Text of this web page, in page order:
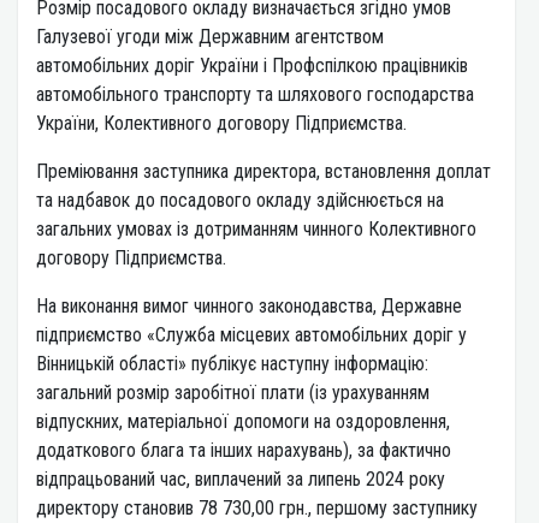
Розмір посадового окладу визначається згідно умов
Галузевої угоди між Державним агентством
автомобільних доріг України і Профспілкою працівників
автомобільного транспорту та шляхового господарства
України, Колективного договору Підприємства.
Преміювання заступника директора, встановлення доплат
та надбавок до посадового окладу здійснюється на
загальних умовах із дотриманням чинного Колективного
договору Підприємства.
На виконання вимог чинного законодавства, Державне
підприємство «Служба місцевих автомобільних доріг у
Вінницькій області» публікує наступну інформацію:
загальний розмір заробітної плати (із урахуванням
відпускних, матеріальної допомоги на оздоровлення,
додаткового блага та інших нарахувань), за фактично
відпрацьований час, виплачений за липень 2024 року
директору становив 78 730,00 грн., першому заступнику